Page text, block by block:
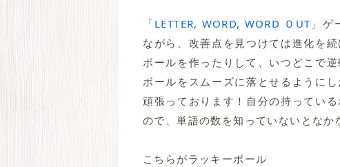
「LETTER, WORD, WORD ＯUT」ゲ
ながら、改善点を見つけては進化を
ボールを作ったりして、いつどこで
ボールをスムーズに落とせるように
頑張っております！自分の持ってい
ので、単語の数を知っていないとなか
こちらがラッキーボール